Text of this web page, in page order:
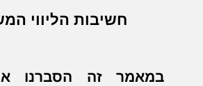
חשיבות הליווי
במאמר זה הסברנו